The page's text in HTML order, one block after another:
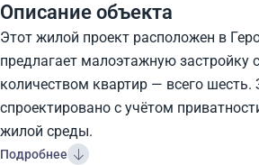
Описание объекта
Этот жилой проект расположен в
предлагает малоэтажную застройку
количеством квартир — всего шесть.
спроектировано с учётом
жилой среды.
Подробнее